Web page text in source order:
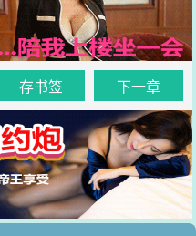
存书签 下一章